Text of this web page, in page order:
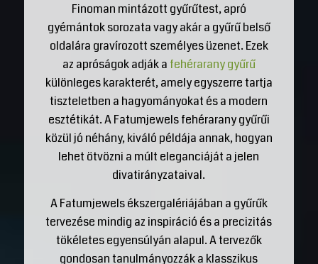
Finoman mintázott gyűrűtest, apró
gyémántok sorozata vagy akár a gyűrű belső
oldalára gravírozott személyes üzenet. Ezek
az apróságok adják a fehérarany gyűrű
különleges karakterét, amely egyszerre tartja
tiszteletben a hagyományokat és a modern
esztétikát. A Fatumjewels fehérarany gyűrűi
közül jó néhány, kiváló példája annak, hogyan
lehet ötvözni a múlt eleganciáját a jelen
divatirányzataival.
A Fatumjewels ékszergalériájában a gyűrűk
tervezése mindig az inspiráció és a precizitás
tökéletes egyensúlyán alapul. A tervezők
gondosan tanulmányozzák a klasszikus